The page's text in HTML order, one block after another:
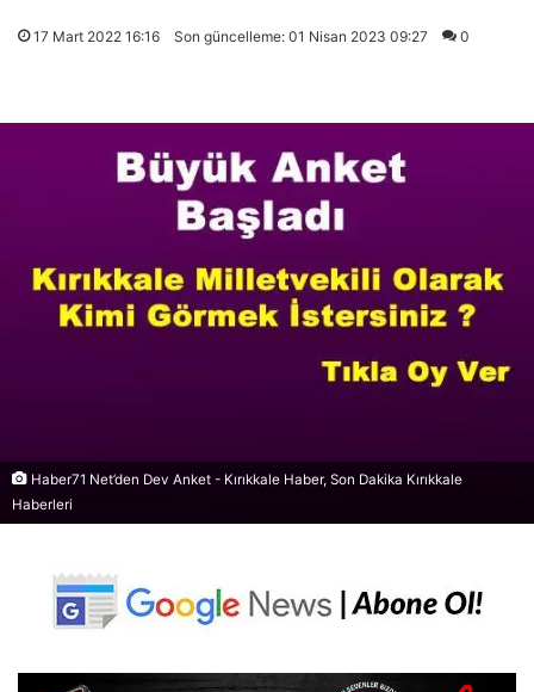
17 Mart 2022 16:16 Son güncelleme: 01 Nisan 2023 09:27 0
Haber71 Net’den Dev Anket - Kırıkkale Haber, Son Dakika Kırıkkale
Haberleri